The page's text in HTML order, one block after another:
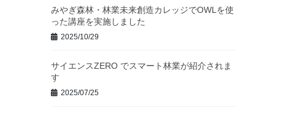
みやぎ森林・林業未来創造カレッジでOWLを使
った講座を実施しました
2025/10/29
サイエンスZERO でスマート林業が紹介されま
す
2025/07/25